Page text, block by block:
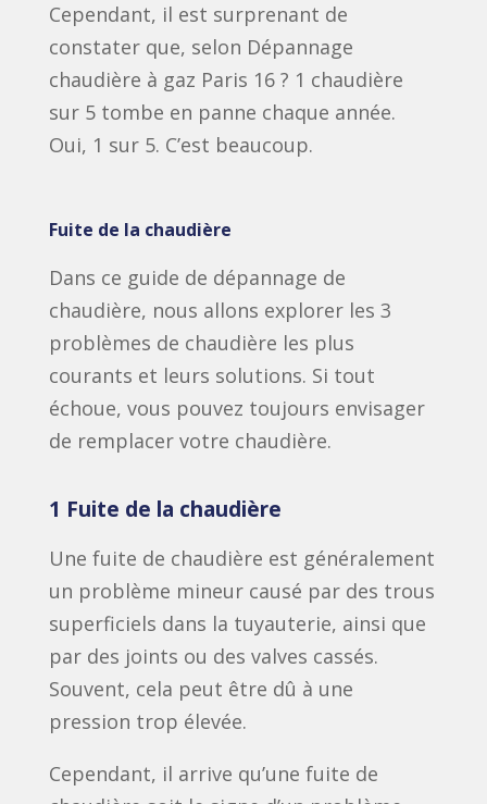
Cependant, il est surprenant de
constater que, selon Dépannage
chaudière à gaz Paris 16 ? 1 chaudière
sur 5 tombe en panne chaque année.
Oui, 1 sur 5. C’est beaucoup.
Fuite de la chaudière
Dans ce guide de dépannage de
chaudière, nous allons explorer les 3
problèmes de chaudière les plus
courants et leurs solutions. Si tout
échoue, vous pouvez toujours envisager
de remplacer votre chaudière.
1 Fuite de la chaudière
Une fuite de chaudière est généralement
un problème mineur causé par des trous
superficiels dans la tuyauterie, ainsi que
par des joints ou des valves cassés.
Souvent, cela peut être dû à une
pression trop élevée.
Cependant, il arrive qu’une fuite de